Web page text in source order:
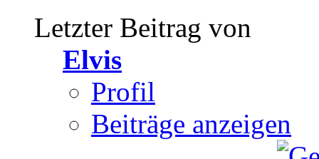
Letzter Beitrag von
Elvis
Profil
Beiträge anzeigen